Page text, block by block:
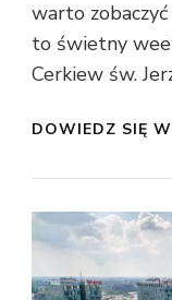
warto
to świetny
Cerkiew św.
DOWIEDZ SIĘ